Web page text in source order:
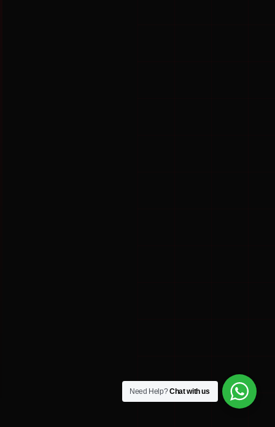
Need Help?Chat with us